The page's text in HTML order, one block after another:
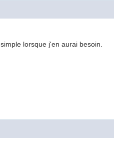
lorsque j'en aurai besoin.